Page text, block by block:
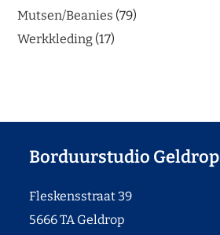
Mutsen/Beanies 79
Werkkleding 17
Borduurstudio Geldrop
Fleskensstraat 39
5666 TA Geldrop